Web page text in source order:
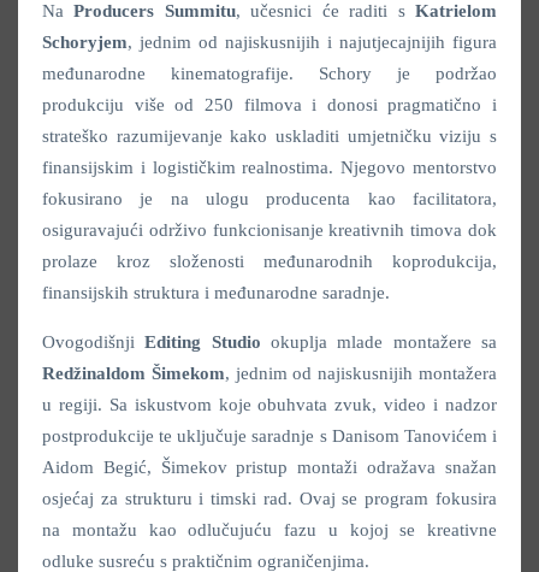
NaProducers Summitu, učesnici će raditi sKatrielom
Schoryjem, jednim od najiskusnijih i najutjecajnijih figura
međunarodne kinematografije. Schory je podržao
produkciju više od 250 filmova i donosi pragmatično i
strateško razumijevanje kako uskladiti umjetničku viziju s
finansijskim i logističkim realnostima. Njegovo mentorstvo
fokusirano je na ulogu producenta kao facilitatora,
osiguravajući održivo funkcionisanje kreativnih timova dok
prolaze kroz složenosti međunarodnih koprodukcija,
finansijskih struktura i međunarodne saradnje.
OvogodišnjiEditing Studio okuplja mlade montažere sa
Redžinaldom Šimekom, jednim od najiskusnijih montažera
u regiji. Sa iskustvom koje obuhvata zvuk, video i nadzor
postprodukcije te uključuje saradnje s Danisom Tanovićem i
Aidom Begić, Šimekov pristup montaži odražava snažan
osjećaj za strukturu i timski rad. Ovaj se program fokusira
na montažu kao odlučujuću fazu u kojoj se kreativne
odluke susreću s praktičnim ograničenjima.